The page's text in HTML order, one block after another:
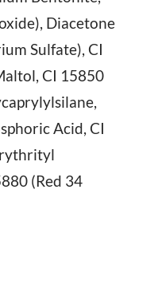
Diacetone
Sulfate), CI
CI 15850
Acid, CI
(Red 34